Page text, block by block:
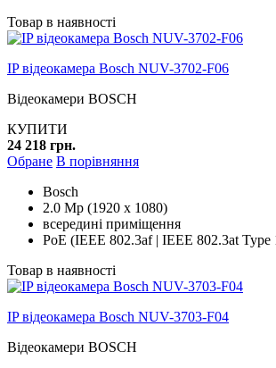
Товар в наявності
IP відеокамера Bosch NUV-3702-F06
Відеокамери BOSCH
КУПИТИ
24 218 грн.
Обране В порівняння
Bosch
2.0 Mp (1920 x 1080)
всередині приміщення
PoE (IEEE 802.3af | IEEE 802.3at Type
Товар в наявності
IP відеокамера Bosch NUV-3703-F04
Відеокамери BOSCH